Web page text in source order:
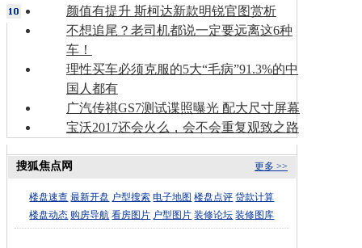
颜值有提升 斯柯达新款明锐官图赏析
不想追尾？老司机都说一定要远离这6种
车！
理性买车必须克服的5大“毛病”91.3%的中
国人都有
广汽传祺GS7测试谍照曝光 配大尺寸屏幕
宝沃2017还会火么，会不会重复观致之路
更多 >>
搜狐焦点网
楼盘速查 最新开盘 户型搜索 电子地图 楼盘点评 贷款计算
楼盘动态 购房导航 看房图片 户型图片 装修论坛 装修图库